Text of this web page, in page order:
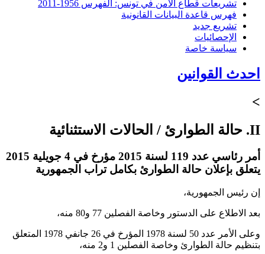
تشريعات قطاع الأمن في تونس: الفهرس 1956-2011
فهرس قاعدة البيانات القانونية
تشريع جديد
الإحصائيات
سياسة خاصة
احدث القوانين
>
II. حالة الطوارئ / الحالات الاستثنائية
أمر رئاسي عدد 119 لسنة 2015 مؤرخ في 4 جويلية 2015
يتعلق بإعلان حالة الطوارئ بكامل تراب الجمهورية
إن رئيس الجمهورية،
بعد الاطلاع على الدستور وخاصة الفصلين 77 و80 منه،
وعلى الأمر عدد 50 لسنة 1978 المؤرخ في 26 جانفي 1978 المتعلق
بتنظيم حالة الطوارئ وخاصة الفصلين 1 و2 منه،